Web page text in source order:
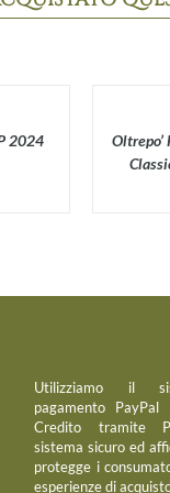
2024
Utilizziamo il
pagamento
Credito tramite
sistema sicuro ed
protegge i
esperienze di